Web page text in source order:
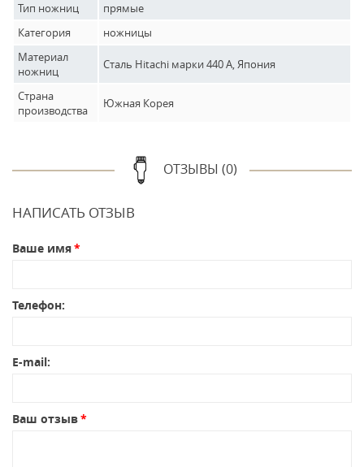
Тип ножниц
прямые
Категория
ножницы
Материал
ножниц
Сталь Hitachi марки 440 А, Япония
Страна
производства
Южная Корея
ОТЗЫВЫ (0)
НАПИСАТЬ ОТЗЫВ
Ваше имя
Телефон:
E-mail:
Ваш отзыв